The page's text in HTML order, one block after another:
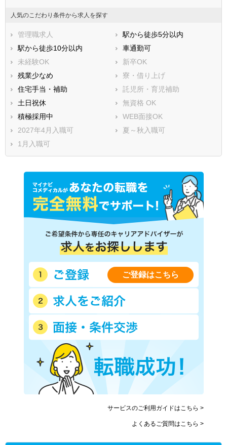
人気のこだわり条件から求人を探す
管理職求人
駅から徒歩5分以内
駅から徒歩10分以内
車通勤可
未経験OK
新卒OK
残業少なめ
寮・借り上げ
住宅手当・補助
託児所・育児補助
土日祝休
無資格 OK
積極採用中
WEB面接OK
2027年4月入職可
夏～秋入職可
1月入職可
ご登録はこちら
サービスのご利用ガイドはこちら >
よくあるご質問はこちら >